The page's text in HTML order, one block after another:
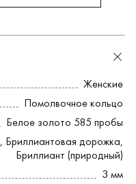
Женские
Помолвочное кольцо
Белое золото 585 пробы
, Бриллиантовая дорожка,
Бриллиант (природный)
3 мм